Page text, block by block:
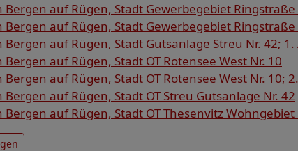
Bergen auf Rügen, Stadt Gewerbegebiet
auf Rügen, Stadt Gewerbegebiet
auf Rügen, Stadt Gutsanlage Streu Nr. 42;
auf Rügen, Stadt OT Rotensee West Nr. 10
auf Rügen, Stadt OT Rotensee West Nr. 10;
auf Rügen, Stadt OT Streu Gutsanlage Nr. 42
auf Rügen, Stadt OT Thesenvitz Wohngebiet